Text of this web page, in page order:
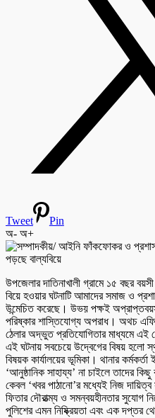
Tweet
Pin
অ- অ+
উপজেলার দাতিনাখালী গ্রামে ১৫ বছর
বিয়ে হওয়ার ঘটনাটি আমাদের সমাজ ও
উন্মেচিত করেছে। উভয় পক্ষই
পরিষ্কার শাস্তিযোগ্য অপরাধ। অথচ
ঠেলার অদ্ভুত প্রতিযোগিতার মাধ্যমে এই
এই ঘটনায় সবচেয়ে উদ্বেগের বিষয় হলো
বিষয়ক কার্যালয়ের ভূমিকা। থানার
‘আনুষ্ঠানিক সাহায্য’ না চাইলে তাদের
কেবল ‘খবর পাঠানো’র মধ্যেই নিজ
ফিতার দৌরাত্ম্য ও সমন্বয়হীনতার সুযোগ
পুলিশের এমন নিষ্ক্রিয়তা এবং এক দপ্তর